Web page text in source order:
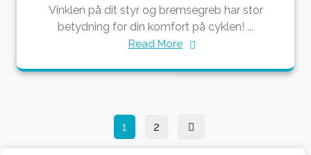
Vinklen på dit styr og bremsegreb har stor
betydning for din komfort på cyklen! ...
Read More
Indlægsinddeling
Page
1 Page
2